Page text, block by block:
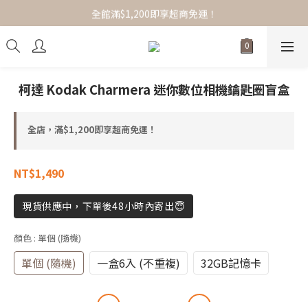
全館滿$1,200即享超商免運！
全館滿$1,200即享超商免運！
選品服飾/女裝/配件小物，任搭1+1免運！
柯達 Kodak Charmera 迷你數位相機鑰匙圈盲盒
全店，滿$1,200即享超商免運！
NT$1,490
現貨供應中，下單後48小時內寄出😇
顏色 : 單個 (隨機)
單個 (隨機) 一盒6入 (不重複) 32GB記憶卡